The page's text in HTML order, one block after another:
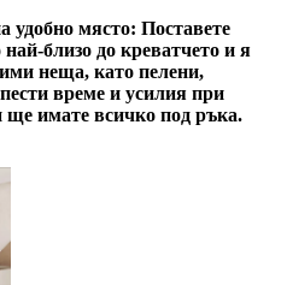
удобно място: Поставете
близо до креватчето и я
неща, като пелени,
време и усилия при
ще имате всичко под ръка.